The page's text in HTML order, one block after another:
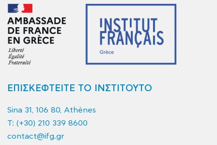
ΕΠΙΣΚΕΦΤΕΙΤΕ ΤΟ ΙΝΣΤΙΤΟΥΤΟ
Sina 31, 106 80, Athènes
T: (+30) 210 339 8600
contact@ifg.gr